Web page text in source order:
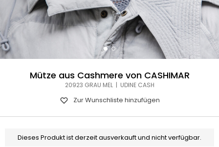
Mütze aus Cashmere von CASHIMAR
20923 GRAU MEL | UDINE CASH
Zur Wunschliste hinzufügen
Dieses Produkt ist derzeit ausverkauft und nicht verfügbar.